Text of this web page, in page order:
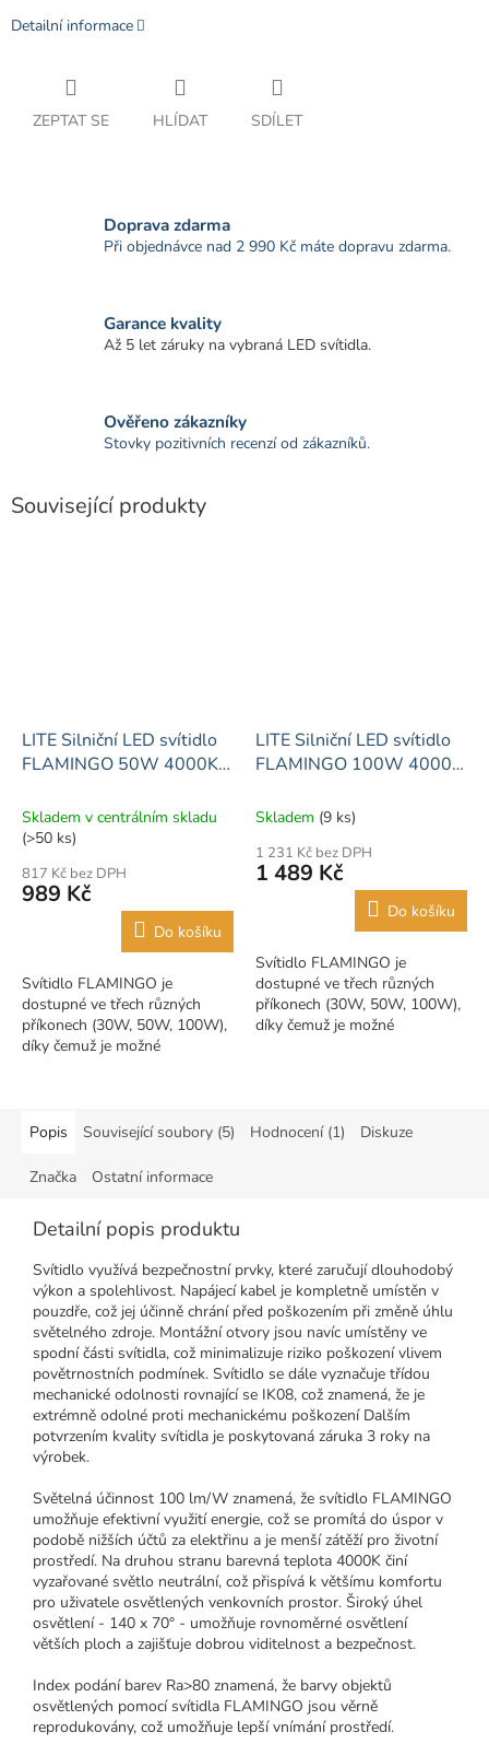
Detailní informace
ZEPTAT SE HLÍDAT SDÍLET
Doprava zdarma
Při objednávce nad 2 990 Kč máte dopravu zdarma.
Garance kvality
Až 5 let záruky na vybraná LED svítidla.
Ověřeno zákazníky
Stovky pozitivních recenzí od zákazníků.
Související produkty
LITE Silniční LED svítidlo
FLAMINGO 50W 4000K
Skladem v centrálním skladu
(>50 ks)
817 Kč bez DPH
989 Kč
Do košíku
Svítidlo FLAMINGO je
dostupné ve třech různých
příkonech (30W, 50W, 100W),
díky čemuž je možné
venkovního prostoru,...
LITE Silniční LED svítidlo
FLAMINGO 100W 4000K
Skladem (9 ks)
1 231 Kč bez DPH
1 489 Kč
Do košíku
Svítidlo FLAMINGO je
dostupné ve třech různých
příkonech (30W, 50W, 100W),
díky čemuž je možné
Popis
Související soubory (5) Hodnocení (1) Diskuze
Značka Ostatní informace
Detailní popis produktu
Svítidlo využívá bezpečnostní prvky, které zaručují dlouhodobý
výkon a spolehlivost. Napájecí kabel je kompletně umístěn v
pouzdře, což jej účinně chrání před poškozením při změně úhlu
světelného zdroje. Montážní otvory jsou navíc umístěny ve
spodní části svítidla, což minimalizuje riziko poškození vlivem
povětrnostních podmínek. Svítidlo se dále vyznačuje třídou
mechanické odolnosti rovnající se IK08, což znamená, že je
extrémně odolné proti mechanickému poškození Dalším
potvrzením kvality svítidla je poskytovaná záruka 3 roky na
výrobek.
Světelná účinnost 100 lm/W znamená, že svítidlo FLAMINGO
umožňuje efektivní využití energie, což se promítá do úspor v
podobě nižších účtů za elektřinu a je menší zátěží pro životní
prostředí. Na druhou stranu barevná teplota 4000K činí
vyzařované světlo neutrální, což přispívá k většímu komfortu
pro uživatele osvětlených venkovních prostor. Široký úhel
osvětlení - 140 x 70° - umožňuje rovnoměrné osvětlení
větších ploch a zajišťuje dobrou viditelnost a bezpečnost.
Index podání barev Ra>80 znamená, že barvy objektů
osvětlených pomocí svítidla FLAMINGO jsou věrně
reprodukovány, což umožňuje lepší vnímání prostředí.